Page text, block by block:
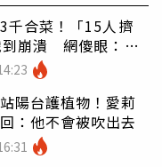
千合菜！「15人擠
到崩潰 網傻眼：讓
陽台護植物！愛莉
：他不會被吹出去